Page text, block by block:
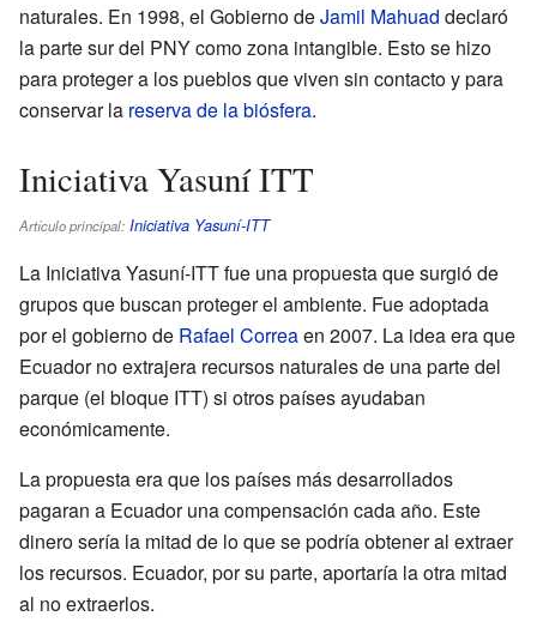
naturales. En 1998, el Gobierno deJamil Mahuad declaró
la parte sur del PNY como zona intangible. Esto se hizo
para proteger a los pueblos que viven sin contacto y para
conservar la reserva de la biósfera.
Iniciativa Yasuní ITT
Artículo principal: Iniciativa Yasuní-ITT
La Iniciativa Yasuní-ITT fue una propuesta que surgió de
grupos que buscan proteger el ambiente. Fue adoptada
por el gobierno de Rafael Correaen 2007. La idea era que
Ecuador no extrajera recursos naturales de una parte del
parque (el bloque ITT) si otros países ayudaban
económicamente.
La propuesta era que los países más desarrollados
pagaran a Ecuador una compensación cada año. Este
dinero sería la mitad de lo que se podría obtener al extraer
los recursos. Ecuador, por su parte, aportaría la otra mitad
al no extraerlos.